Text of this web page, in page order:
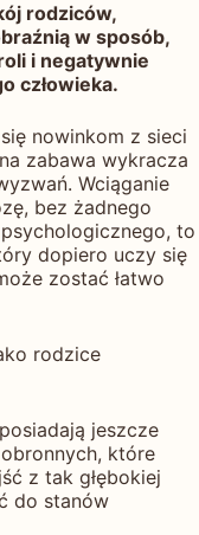
rodziców,
w sposób,
i negatywnie
człowieka.
nowinkom z sieci
zabawa wykracza
Wciąganie
bez żadnego
to
dopiero uczy się
zostać łatwo
rodzice
jeszcze
które
z tak głębokiej
do stanów